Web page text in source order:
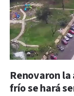
Renovaron
frío se hará